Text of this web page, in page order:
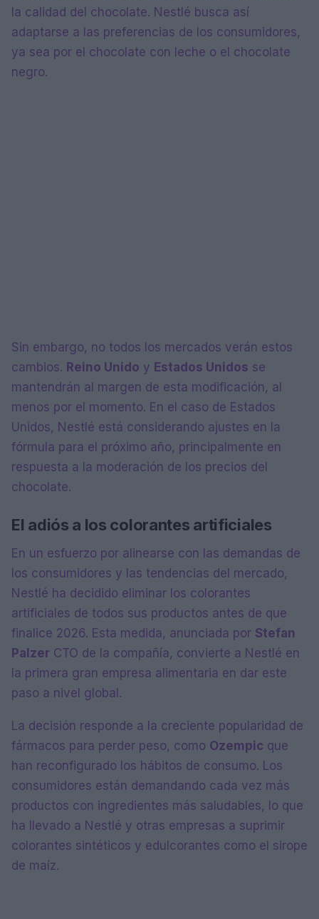
la calidad del chocolate. Nestlé busca así
adaptarse a las preferencias de los consumidores,
ya sea por el chocolate con leche o el chocolate
negro.
Sin embargo, no todos los mercados verán estos
cambios. Reino Unido y Estados Unidos se
mantendrán al margen de esta modificación, al
menos por el momento. En el caso de Estados
Unidos, Nestlé está considerando ajustes en la
fórmula para el próximo año, principalmente en
respuesta a la moderación de los precios del
chocolate.
El adiós a los colorantes artificiales
En un esfuerzo por alinearse con las demandas de
los consumidores y las tendencias del mercado,
Nestlé ha decidido eliminar los colorantes
artificiales de todos sus productos antes de que
finalice 2026. Esta medida, anunciada por Stefan
Palzer CTO de la compañía, convierte a Nestlé en
la primera gran empresa alimentaria en dar este
paso a nivel global.
La decisión responde a la creciente popularidad de
fármacos para perder peso, como Ozempic que
han reconfigurado los hábitos de consumo. Los
consumidores están demandando cada vez más
productos con ingredientes más saludables, lo que
ha llevado a Nestlé y otras empresas a suprimir
colorantes sintéticos y edulcorantes como el sirope
de maíz.